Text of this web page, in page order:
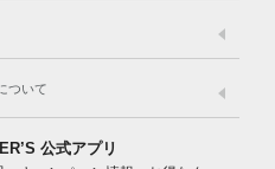
Facebook
ついて
プライバシーポリシー
公式アプリ